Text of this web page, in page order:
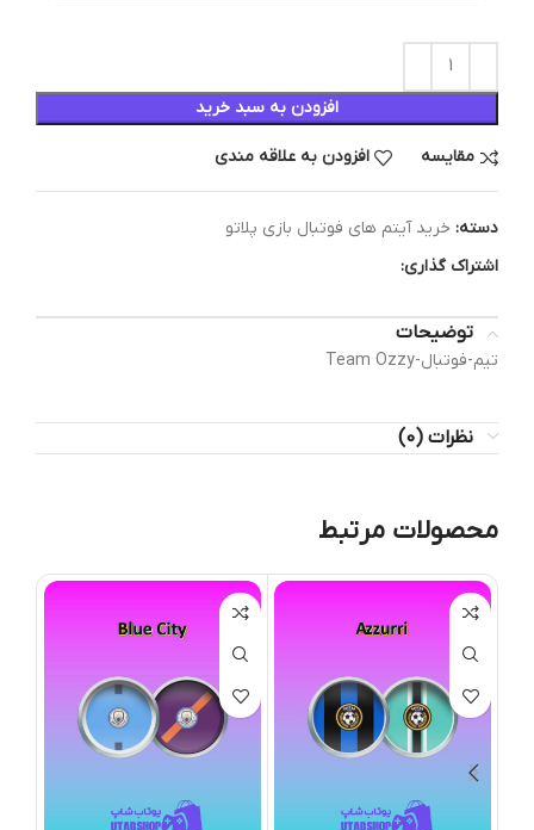
افزودن به سبد خرید
مقایسه افزودن به علاقه مندی
دسته: خرید آیتم های فوتبال بازی پلاتو
اشتراک گذاری:
توضیحات
تیم-فوتبال-Team Ozzy
نظرات (0)
محصولات مرتبط